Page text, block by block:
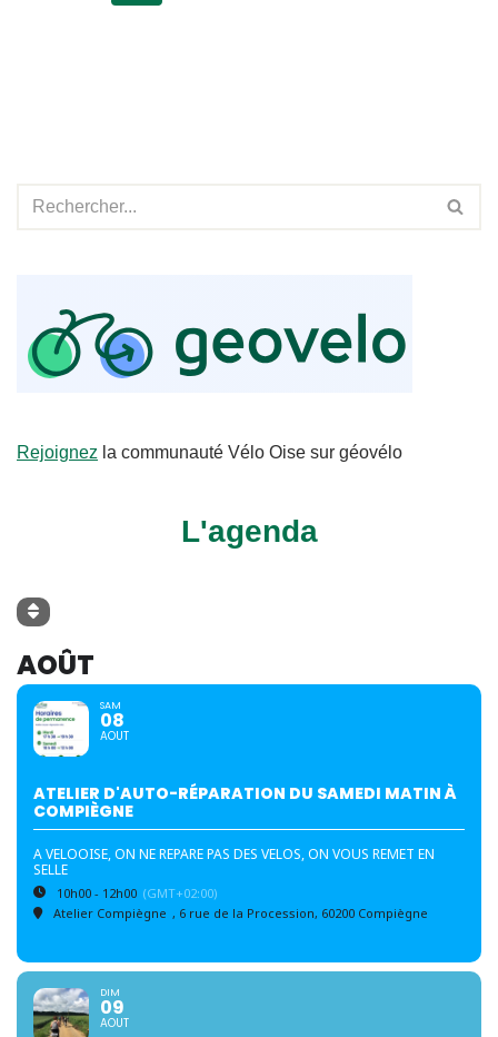
Rejoignez la communauté Vélo Oise sur géovélo
L'agenda
AOÛT
SAM
08
AOUT
ATELIER D'AUTO-RÉPARATION DU SAMEDI MATIN À
COMPIÈGNE
A VELOOISE, ON NE REPARE PAS DES VELOS, ON VOUS REMET EN
SELLE
10h00 - 12h00 (GMT+02:00)
Atelier Compiègne , 6 rue de la Procession, 60200 Compiègne
DIM
09
AOUT